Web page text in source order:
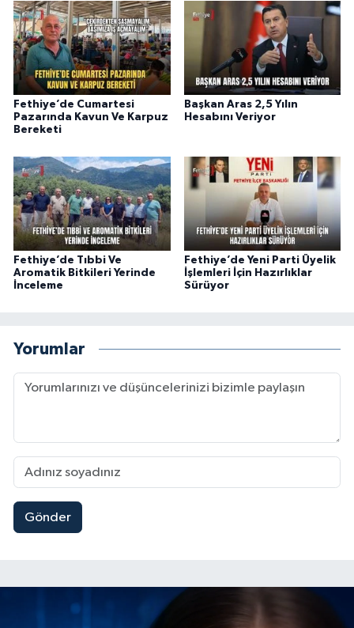
Fethiye’de Cumartesi
Pazarında Kavun Ve Karpuz
Bereketi
Başkan Aras 2,5 Yılın
Hesabını Veriyor
Fethiye’de Tıbbi Ve
Aromatik Bitkileri Yerinde
İnceleme
Fethiye’de Yeni Parti Üyelik
İşlemleri İçin Hazırlıklar
Sürüyor
Yorumlar
Gönder